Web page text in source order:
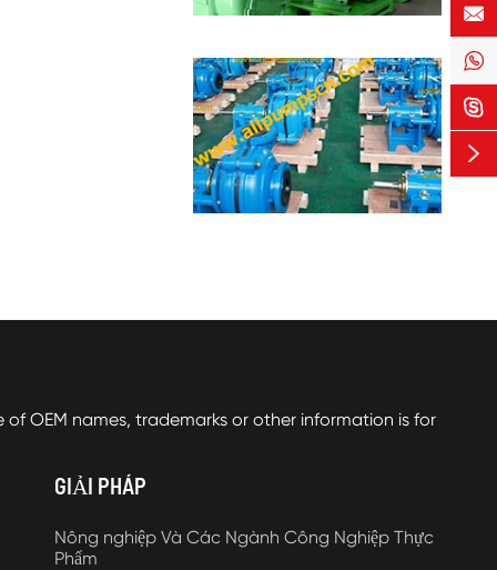
OEM names, trademarks or other information is for
GIẢI PHÁP
Nông nghiệp Và Các Ngành Công Nghiệp Thực
Phẩm



